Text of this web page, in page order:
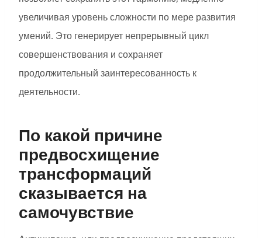
увеличивая уровень сложности по мере развития
умений. Это генерирует непрерывный цикл
совершенствования и сохраняет
продолжительный заинтересованность к
деятельности.
По какой причине
предвосхищение
трансформаций
сказывается на
самочувствие